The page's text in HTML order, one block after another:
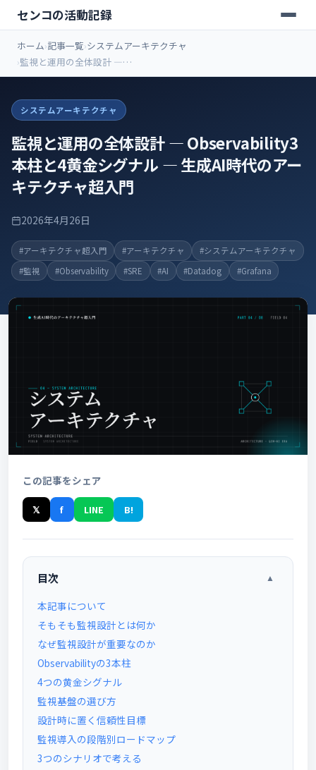
センコの活動記録
ホーム 記事一覧 システムアーキテクチャ
監視と運用の全体設計 ―
Observability3本柱と4黄金シグナ
超入門
システムアーキテクチャ
監視と運用の全体設計 ― Observability3
本柱と4黄金シグナル ― 生成AI時代のアー
キテクチャ超入門
2026年4月26日
#アーキテクチャ超入門 #アーキテクチャ
#システムアーキテクチャ
#監視
#Observability #SRE #AI #Datadog #Grafana
この記事をシェア
𝕏 f LINE B!
目次 ▲
本記事について
そもそも監視設計とは何か
なぜ監視設計が重要なのか
Observabilityの3本柱
4つの黄金シグナル
監視基盤の選び方
設計時に置く信頼性目標
監視導入の段階別ロードマップ
3つのシナリオで考える